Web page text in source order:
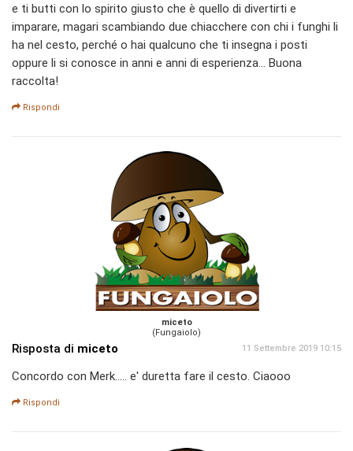
e ti butti con lo spirito giusto che è quello di divertirti e
imparare, magari scambiando due chiacchere con chi i funghi li
ha nel cesto, perché o hai qualcuno che ti insegna i posti
oppure li si conosce in anni e anni di esperienza... Buona
raccolta!
Rispondi
miceto
(Fungaiolo)
Risposta di miceto 11 Settembre 2019 10:15
Concordo con Merk..... e' duretta fare il cesto. Ciaooo
Rispondi